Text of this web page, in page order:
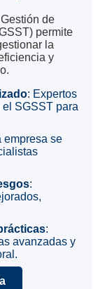
de
permite
la
y
: Expertos
SGSST para
empresa se
:
:
avanzadas y